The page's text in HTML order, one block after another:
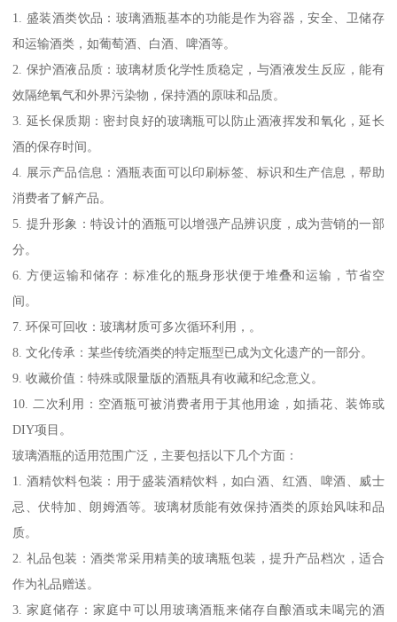
1. 盛装酒类饮品：玻璃酒瓶基本的功能是作为容器，安全、卫储存
和运输酒类，如葡萄酒、白酒、啤酒等。
2. 保护酒液品质：玻璃材质化学性质稳定，与酒液发生反应，能有
效隔绝氧气和外界污染物，保持酒的原味和品质。
3. 延长保质期：密封良好的玻璃瓶可以防止酒液挥发和氧化，延长
酒的保存时间。
4. 展示产品信息：酒瓶表面可以印刷标签、标识和生产信息，帮助
消费者了解产品。
5. 提升形象：特设计的酒瓶可以增强产品辨识度，成为营销的一部
分。
6. 方便运输和储存：标准化的瓶身形状便于堆叠和运输，节省空
间。
7. 环保可回收：玻璃材质可多次循环利用，。
8. 文化传承：某些传统酒类的特定瓶型已成为文化遗产的一部分。
9. 收藏价值：特殊或限量版的酒瓶具有收藏和纪念意义。
10. 二次利用：空酒瓶可被消费者用于其他用途，如插花、装饰或
DIY项目。
玻璃酒瓶的适用范围广泛，主要包括以下几个方面：
1. 酒精饮料包装：用于盛装酒精饮料，如白酒、红酒、啤酒、威士
忌、伏特加、朗姆酒等。玻璃材质能有效保持酒类的原始风味和品
质。
2. 礼品包装：酒类常采用精美的玻璃瓶包装，提升产品档次，适合
作为礼品赠送。
3. 家庭储存：家庭中可以用玻璃酒瓶来储存自酿酒或未喝完的酒